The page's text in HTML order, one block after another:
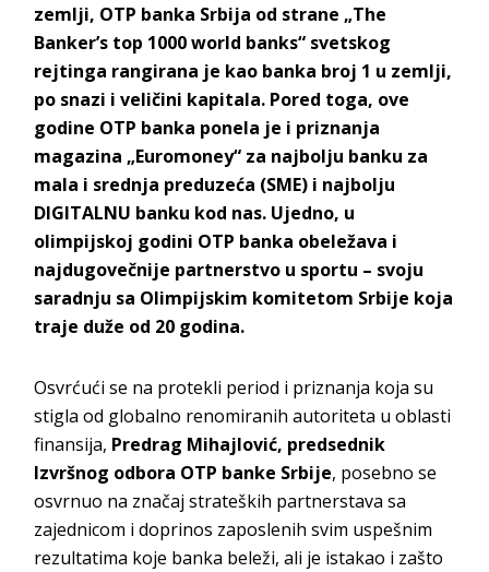
zemlji, OTP banka Srbija od strane „The
Banker’s top 1000 world banks“ svetskog
rejtinga rangirana je kao banka broj 1 u zemlji,
po snazi i veličini kapitala. Pored toga, ove
godine OTP banka ponela je i priznanja
magazina „Euromoney“ za najbolju banku za
mala i srednja preduzeća (SME) i najbolju
DIGITALNU banku kod nas. Ujedno, u
olimpijskoj godini OTP banka obeležava i
najdugovečnije partnerstvo u sportu – svoju
saradnju sa Olimpijskim komitetom Srbije koja
traje duže od 20 godina.
Osvrćući se na protekli period i priznanja koja su
stigla od globalno renomiranih autoriteta u oblasti
finansija, Predrag Mihajlović, predsednik
Izvršnog odbora OTP banke Srbije, posebno se
osvrnuo na značaj strateških partnerstava sa
zajednicom i doprinos zaposlenih svim uspešnim
rezultatima koje banka beleži, ali je istakao i zašto